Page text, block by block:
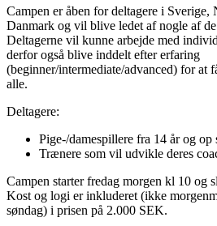
Campen er åben for deltagere i Sverige,
Danmark og vil blive ledet af nogle af
Deltagerne vil kunne arbejde med
derfor også blive inddelt efter erfaring
(beginner/intermediate/advanced) for at
alle.
Deltagere:
Pige-/damespillere fra 14 år og
Trænere som vil udvikle deres
Campen starter fredag morgen kl 10 og
Kost og logi er inkluderet (ikke
søndag) i prisen på 2.000 SEK.